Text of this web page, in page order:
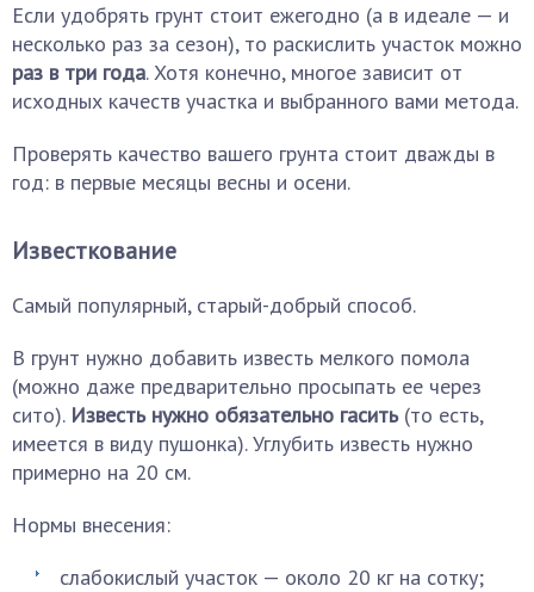
Если удобрять грунт стоит ежегодно (а в идеале — и
несколько раз за сезон), то раскислить участок можно
раз в три года. Хотя конечно, многое зависит от
исходных качеств участка и выбранного вами метода.
Проверять качество вашего грунта стоит дважды в
год: в первые месяцы весны и осени.
Известкование
Самый популярный, старый-добрый способ.
В грунт нужно добавить известь мелкого помола
(можно даже предварительно просыпать ее через
сито). Известь нужно обязательно гасить(то есть,
имеется в виду пушонка). Углубить известь нужно
примерно на 20 см.
Нормы внесения:
слабокислый участок — около 20 кг на сотку;